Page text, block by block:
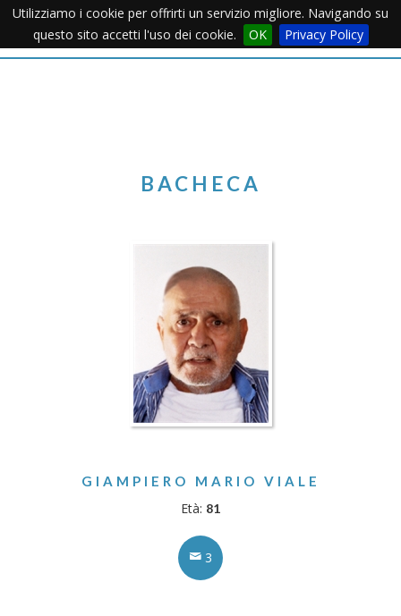
Utilizziamo i cookie per offrirti un servizio migliore. Navigando su
questo sito accetti l'uso dei cookie.
OK Privacy PolicyMenu
BACHECA
GIAMPIERO MARIO VIALE
Età: 81
3